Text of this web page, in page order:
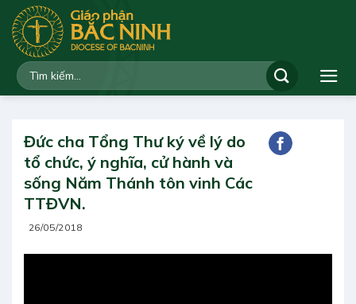
qua
dung
Đức cha Tổng Thư ký về lý do
tổ chức, ý nghĩa, cử hành và
sống Năm Thánh tôn vinh Các
TTĐVN.
26/05/2018